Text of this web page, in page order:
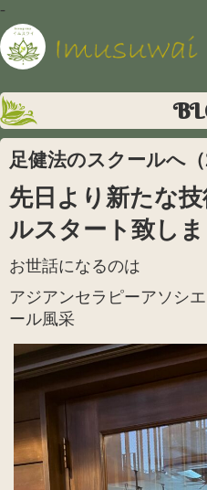
-
足健法のスクールへ（
先日より新たな
ルスタート致し
お世話になるのは
アジアンセラピーアソシ
ール風采